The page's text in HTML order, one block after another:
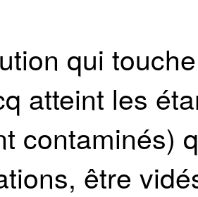
qui
atteint les
contaminés)
être